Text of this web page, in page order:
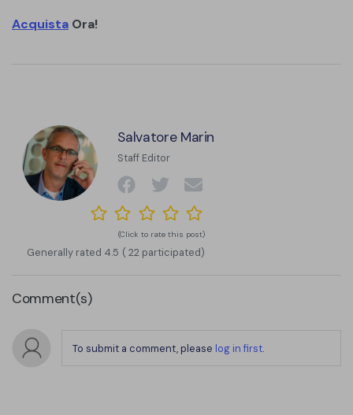
Acquista Ora!
Salvatore Marin
Staff Editor
(Click to rate this post)
Generally rated 4.5 ( 22 participated)
Comment(s)
To submit a comment, please log in first.